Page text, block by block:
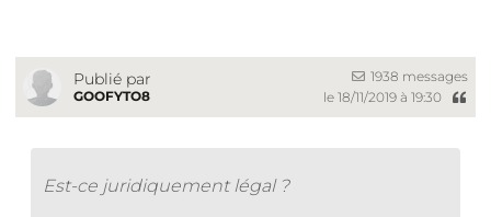
Publié par
GOOFYTO8
1938 messages
le 18/11/2019 à 19:30
Est-ce juridiquement légal ?